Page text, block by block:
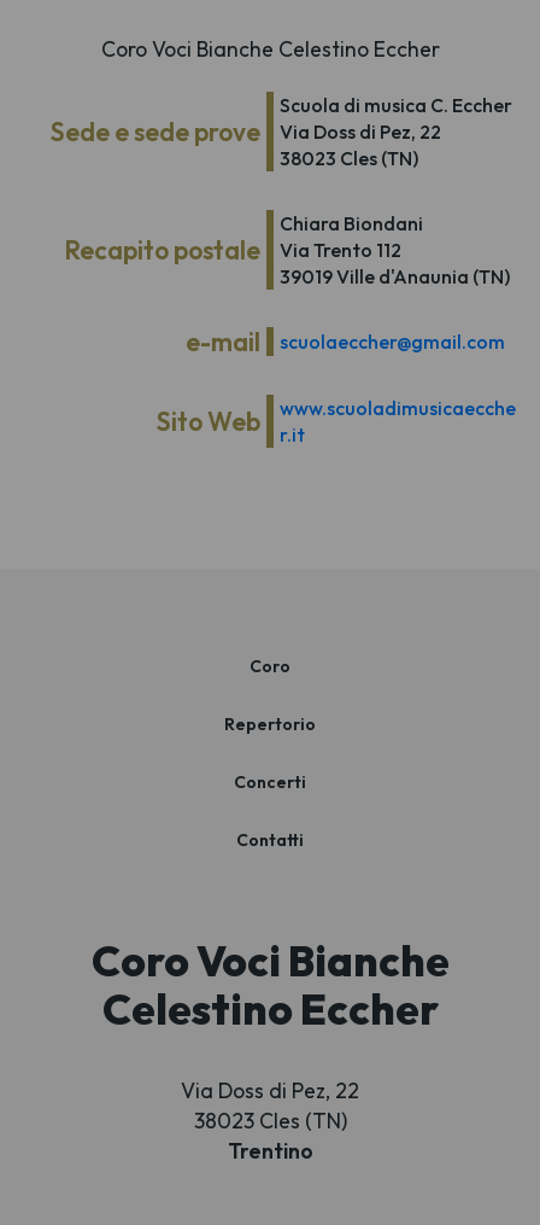
Coro Voci Bianche Celestino Eccher
Sede e sede prove
Scuola di musica C. Eccher
Via Doss di Pez, 22
38023 Cles (TN)
Recapito postale
Chiara Biondani
Via Trento 112
39019 Ville d'Anaunia (TN)
e-mail scuolaeccher@gmail.com
Sito Web
www.scuoladimusicaecche
r.it
Coro
Repertorio
Concerti
Contatti
Coro Voci Bianche
Celestino Eccher
Via Doss di Pez, 22
38023 Cles (TN)
Trentino